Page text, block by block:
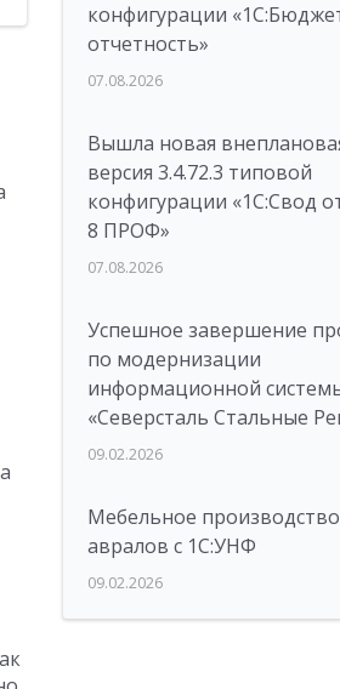
конфигурации
отчетность»
07.08.2026
Вышла новая
версия 3.4.72.3 типовой
конфигурации «1C:Свод
8 ПРОФ»
07.08.2026
Успешное завершение
по модернизации
информационной
«Северсталь Стальные
09.02.2026
Мебельное
авралов с 1С:УНФ
09.02.2026